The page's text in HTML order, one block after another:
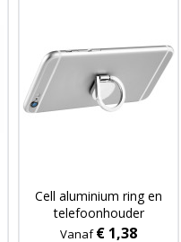
Cell aluminium ring en
telefoonhouder
Vanaf€ 1,38